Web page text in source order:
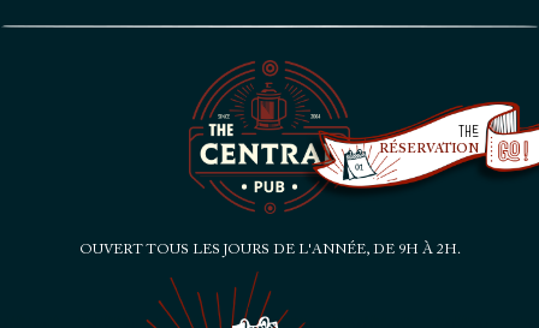
The
RÉSERVATION
OUVERT TOUS LES JOURS DE L'ANNÉE, DE 9H À 2H.